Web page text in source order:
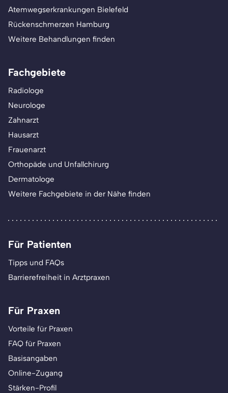
Atemwegserkrankungen Bielefeld
Rückenschmerzen Hamburg
Weitere Behandlungen finden
Fachgebiete
Radiologe
Neurologe
Zahnarzt
Hausarzt
Frauenarzt
Orthopäde und Unfallchirurg
Dermatologe
Weitere Fachgebiete in der Nähe finden
Für Patienten
Tipps und FAQs
Barrierefreiheit in Arztpraxen
Für Praxen
Vorteile für Praxen
FAQ für Praxen
Basisangaben
Online-Zugang
Stärken-Profil